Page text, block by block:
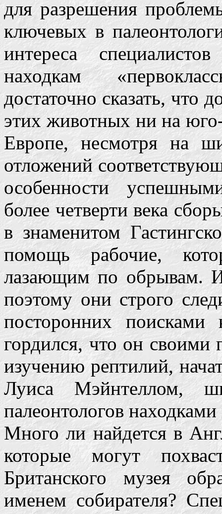
для разрешения
ключевых в
интереса
находкам
достаточно сказать, что
этих животных ни на
Европе, несмотря на
отложений
особенности
более четверти века
в знаменитом
помощь рабочие,
лазающим по обрывам.
поэтому они строго
посторонних поисками
гордился, что он своими
изучению рептилий,
Луиса Мэйнтеллом,
палеонтологов находками
Много ли найдется в
которые могут
Британского музея
именем собирателя?